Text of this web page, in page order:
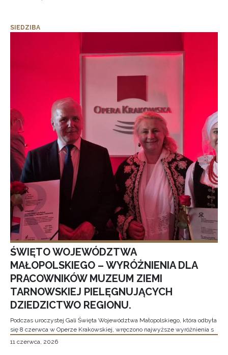
SIEDZIBA
ŚWIĘTO WOJEWÓDZTWA
MAŁOPOLSKIEGO – WYRÓŻNIENIA DLA
PRACOWNIKÓW MUZEUM ZIEMI
TARNOWSKIEJ PIELĘGNUJĄCYCH
DZIEDZICTWO REGIONU.
Podczas uroczystej Gali Święta Województwa Małopolskiego, która odbyła
się 8 czerwca w Operze Krakowskiej, wręczono najwyższe wyróżnienia s
11 czerwca, 2026